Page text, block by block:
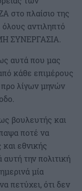
στο πλαίσιο της
αντιληπτό
ΣΥΝΕΡΓΑΣΙΑ.
αυτά που μας
κάθε επιμέρους
προ λίγων μηνών
βουλευτής και
ποτέ να
εθνικής
την πολιτική
μία
πετύχει, ότι δεν